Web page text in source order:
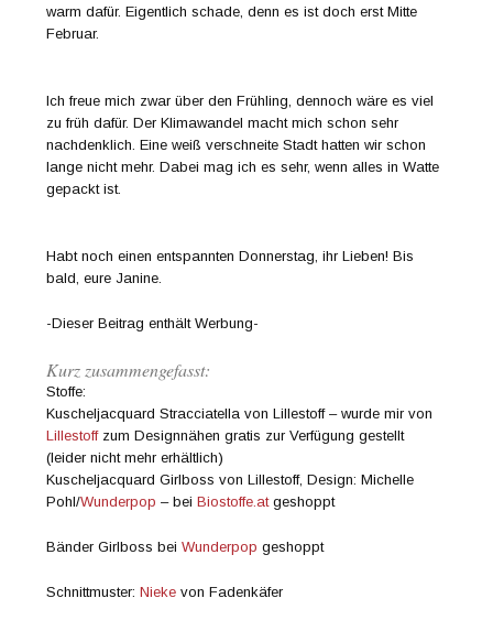
warm dafür. Eigentlich schade, denn es ist doch erst Mitte
Februar.
Ich freue mich zwar über den Frühling, dennoch wäre es viel
zu früh dafür. Der Klimawandel macht mich schon sehr
nachdenklich. Eine weiß verschneite Stadt hatten wir schon
lange nicht mehr. Dabei mag ich es sehr, wenn alles in Watte
gepackt ist.
Habt noch einen entspannten Donnerstag, ihr Lieben! Bis
bald, eure Janine.
-Dieser Beitrag enthält Werbung-
Kurz zusammengefasst:
Stoffe:
Kuscheljacquard Stracciatella von Lillestoff – wurde mir von
Lillestoffzum Designnähen gratis zur Verfügung gestellt
(leider nicht mehr erhältlich)
Kuscheljacquard Girlboss von Lillestoff, Design: Michelle
Pohl/Wunderpop – beiBiostoffe.atgeshoppt
Bänder Girlboss beiWunderpop geshoppt
Schnittmuster:Nieke von Fadenkäfer